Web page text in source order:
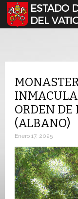
Seleccione su idioma
ORDEN DE
(ALBANO)
Enero 17, 2025